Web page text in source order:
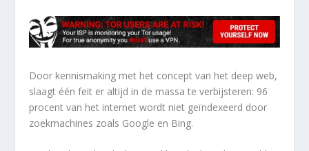
Door kennismaking met het concept van het deep web,
slaagt één feit er altijd in de massa te verbijsteren: 96
procent van het internet wordt niet geïndexeerd door
zoekmachines zoals Google en Bing.